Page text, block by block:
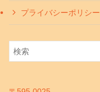
プライバシーポリシー